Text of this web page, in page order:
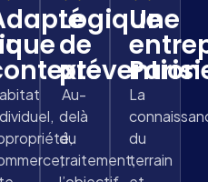
Logique
de
prévention
Au-
delà
du
traitement,
Une
La
du
terrain